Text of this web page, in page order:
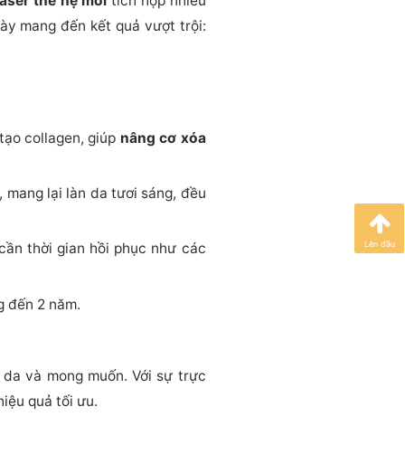
mang đến kết quả vượt trội:
collagen, giúp nâng cơ xóa
lại làn da tươi sáng, đều
thời gian hồi phục như các
đến 2 năm.
và mong muốn. Với sự trực
quả tối ưu.
Lên đầu